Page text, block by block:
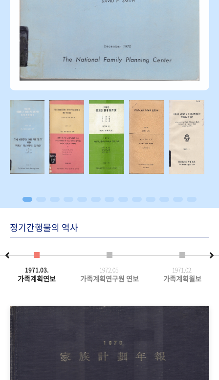
정기간행물의 역사
1971.03.
가족계획연보
1972.05.
가족계획연구원 연보
1971.02.
가족계획월보